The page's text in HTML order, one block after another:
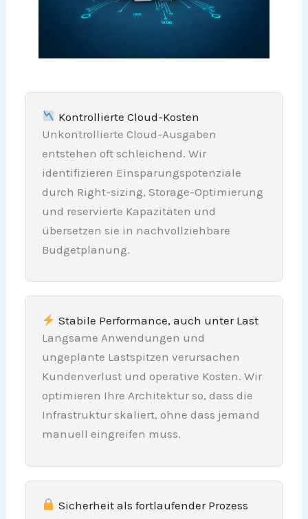
Kontrollierte Cloud-Kosten
Unkontrollierte Cloud-Ausgaben
entstehen oft schleichend. Wir
identifizieren Einsparungspotenziale
durch Right-sizing, Storage-Optimierung
und reservierte Kapazitäten und
übersetzen sie in nachvollziehbare
Budgetplanung.
Stabile Performance, auch unter Last
Langsame Anwendungen und
ungeplante Lastspitzen verursachen
Kundenverlust und operative Kosten. Wir
optimieren Ihre Architektur so, dass die
Infrastruktur skaliert, ohne dass jemand
manuell eingreifen muss.
Sicherheit als fortlaufender Prozess